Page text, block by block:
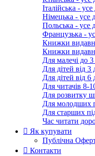
Італійська -
Німецька - усе
Польська - усе
Французька -
Книжки
Книжки
Для малечі до 3
Для дітей від 3
Для дітей від 6
Для читачів 8-
Для розвитку
Для молодших
Для старших
Час читати
Як купувати
Публічна
Контакти